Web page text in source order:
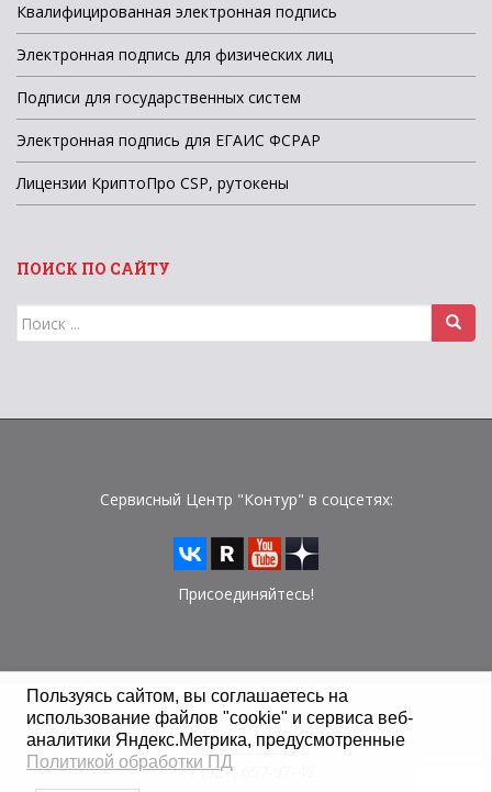
Квалифицированная электронная подпись
Электронная подпись для физических лиц
Подписи для государственных систем
Электронная подпись для ЕГАИС ФСРАР
Лицензии КриптоПро CSP, рутокены
ПОИСК ПО САЙТУ
Поиск
для:
Сервисный Центр "Контур" в соцсетях:
Присоединяйтесь!
© Сервисный Центр "Контур" 2015 - 2026 г.
8 (800) 100-08-24
+7 (927) 657-97-46
Пользуясь сайтом, вы соглашаетесь на
использование файлов "cookie" и сервиса веб-
аналитики Яндекс.Метрика, предусмотренные
Политикой обработки ПД